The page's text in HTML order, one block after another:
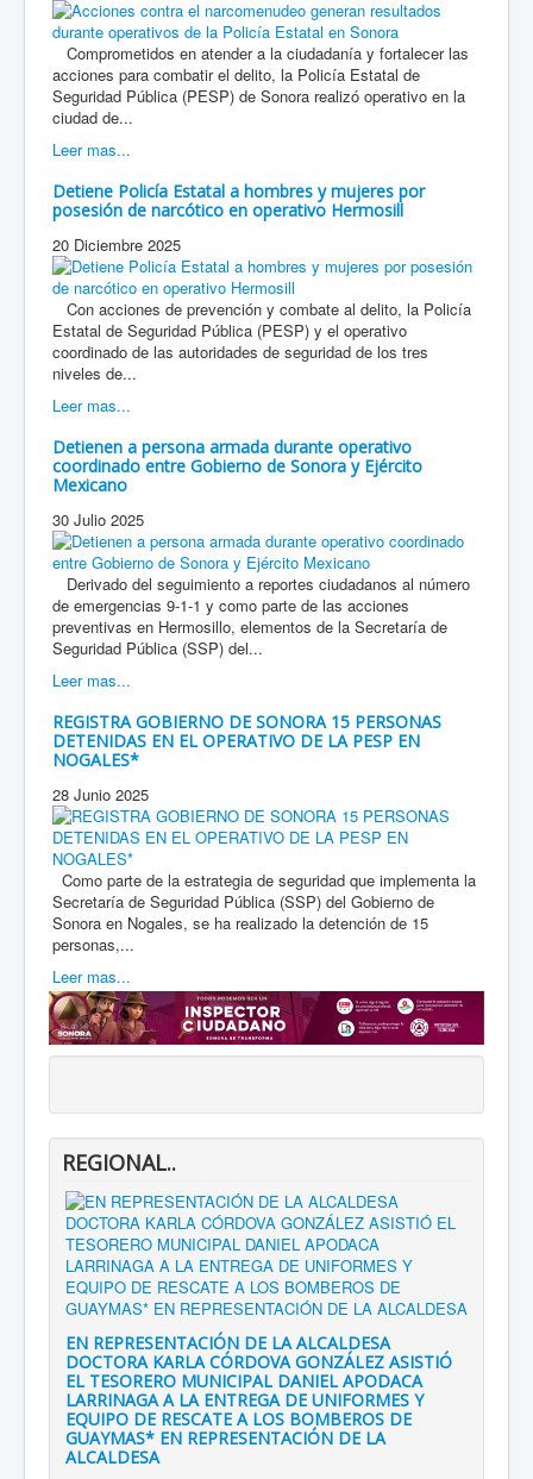
Comprometidos en atender a la ciudadanía y fortalecer las
acciones para combatir el delito, la Policía Estatal de
Seguridad Pública (PESP) de Sonora realizó operativo en la
ciudad de...
Leer mas...
Detiene Policía Estatal a hombres y mujeres por
posesión de narcótico en operativo Hermosill
20 Diciembre 2025
Con acciones de prevención y combate al delito, la Policía
Estatal de Seguridad Pública (PESP) y el operativo
coordinado de las autoridades de seguridad de los tres
niveles de...
Leer mas...
Detienen a persona armada durante operativo
coordinado entre Gobierno de Sonora y Ejército
Mexicano
30 Julio 2025
Derivado del seguimiento a reportes ciudadanos al número
de emergencias 9-1-1 y como parte de las acciones
preventivas en Hermosillo, elementos de la Secretaría de
Seguridad Pública (SSP) del...
Leer mas...
REGISTRA GOBIERNO DE SONORA 15 PERSONAS
DETENIDAS EN EL OPERATIVO DE LA PESP EN
NOGALES*
28 Junio 2025
Como parte de la estrategia de seguridad que implementa la
Secretaría de Seguridad Pública (SSP) del Gobierno de
Sonora en Nogales, se ha realizado la detención de 15
personas,...
Leer mas...
REGIONAL..
EN REPRESENTACIÓN DE LA ALCALDESA
DOCTORA KARLA CÓRDOVA GONZÁLEZ ASISTIÓ
EL TESORERO MUNICIPAL DANIEL APODACA
LARRINAGA A LA ENTREGA DE UNIFORMES Y
EQUIPO DE RESCATE A LOS BOMBEROS DE
GUAYMAS* EN REPRESENTACIÓN DE LA
ALCALDESA